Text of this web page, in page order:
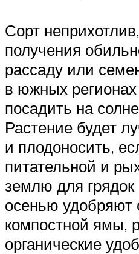
Сорт
получения
рассаду или
в южных
посадить на
Растение будет
и плодоносить,
питательной и
землю для
осенью удобряют
компостной ямы,
органические